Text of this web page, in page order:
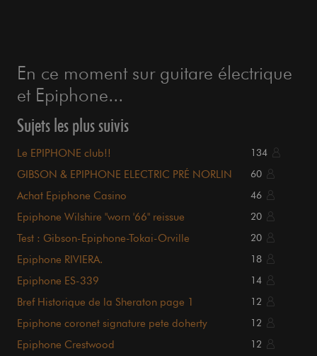
En ce moment sur guitare électrique
et Epiphone...
Sujets les plus suivis
Le EPIPHONE club!! 134
GIBSON & EPIPHONE ELECTRIC PRÉ NORLIN 60
Achat Epiphone Casino 46
Epiphone Wilshire "worn '66" reissue 20
Test : Gibson-Epiphone-Tokai-Orville 20
Epiphone RIVIERA. 18
Epiphone ES-339 14
Bref Historique de la Sheraton page 1 12
Epiphone coronet signature pete doherty 12
Epiphone Crestwood 12